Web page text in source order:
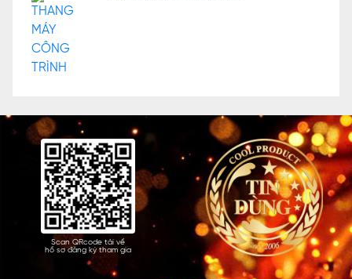
Scan QRcode tải về
hồ sơ đăng ký tham gia